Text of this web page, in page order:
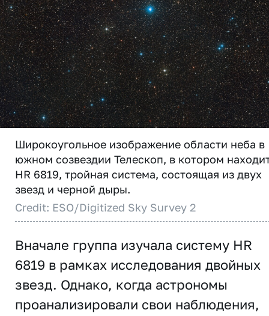
Широкоугольное изображение области неба в
южном созвездии Телескоп, в котором
HR 6819, тройная система, состоящая из двух
звезд и черной дыры.
Credit: ESO/Digitized Sky Survey 2
Вначале группа изучала систему HR
6819 в рамках исследования двойных
звезд. Однако, когда астрономы
проанализировали свои наблюдения,